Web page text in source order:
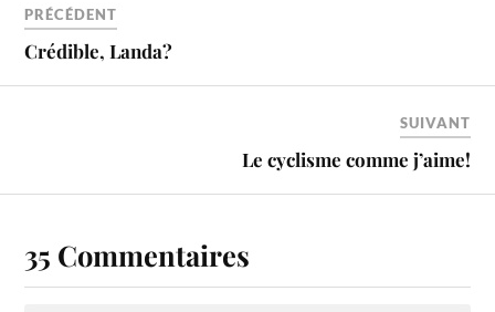
PRÉCÉDENT
Crédible, Landa?
SUIVANT
Le cyclisme comme j’aime!
35 Commentaires